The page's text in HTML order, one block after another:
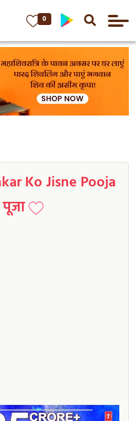
0
Ko Jisne Pooja